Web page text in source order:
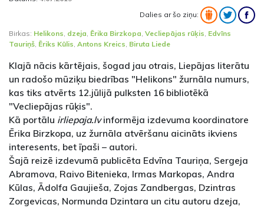
Dalies ar šo ziņu:
Birkas: Helikons, dzeja, Ērika Birzkopa, Vecliepājas rūķis, Edvīns
Tauriņš, Ēriks Kūlis, Antons Kreics, Biruta Liede
Klajā nācis kārtējais, šogad jau otrais, Liepājas literātu
un radošo mūziķu biedrības "Helikons" žurnāla numurs,
kas tiks atvērts 12.jūlijā pulksten 16 bibliotēkā
"Vecliepājas rūķis".
Kā portālu irliepaja.lvinformēja izdevuma koordinatore
Ērika Birzkopa, uz žurnāla atvēršanu aicināts ikviens
interesents, bet īpaši – autori.
Šajā reizē izdevumā publicēta Edvīna Tauriņa, Sergeja
Abramova, Raivo Bitenieka, Irmas Markopas, Andra
Kūlas, Ādolfa Gaujieša, Zojas Zandbergas, Dzintras
Zorgevicas, Normunda Dzintara un citu autoru dzeja,